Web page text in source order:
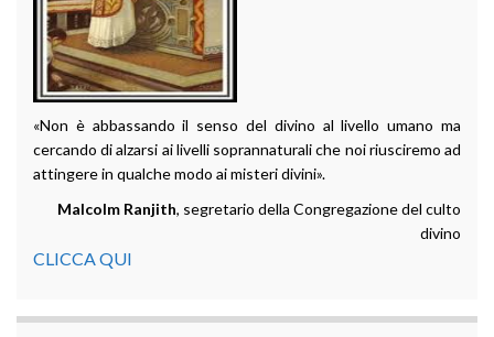
«Non è abbassando il senso del divino al livello umano ma
cercando di alzarsi ai livelli soprannaturali che noi riusciremo ad
attingere in qualche modo ai misteri divini».
Malcolm Ranjith, segretario della Congregazione del culto
divino
CLICCA QUI